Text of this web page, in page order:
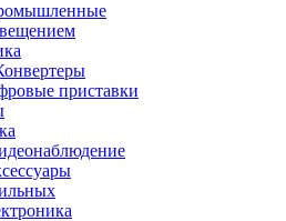
приставки